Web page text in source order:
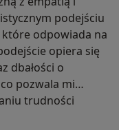
podejściu
odpowiada na
opiera się
dbałości o
pozwala mi
trudności